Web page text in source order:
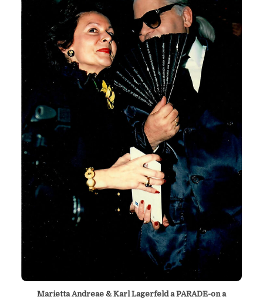
Marietta Andreae & Karl Lagerfeld a PARADE-on a